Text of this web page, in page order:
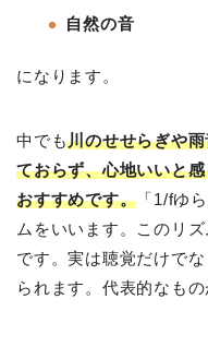
自然の音
になります。
中でも川のせせらぎや
ておらず、心地いいと
おすすめです。 「1/fゆ
ムをいいます。このリ
です。実は聴覚だけで
られます。代表的なも